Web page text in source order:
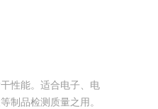
性能。适合电子、电
制品检测质量之用。